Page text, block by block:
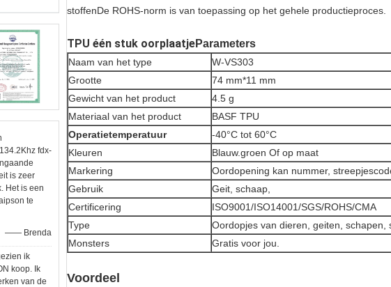
fdx-
is zeer
Het is een
te
—— Brenda
ik
koop. Ik
van de
stoffenDe ROHS-norm is van toepassing op het gehele productieproces.
TPU één stuk oorplaatjeParameters
Naam van het type
W-VS303
Grootte
74 mm*11 mm
Gewicht van het product
4.5 g
Materiaal van het product
BASF TPU
Operatietemperatuur
-40°C tot 60°C
Kleuren
Blauw.groen Of op maat
Markering
Oordopening kan nummer,
Gebruik
Geit, schaap,
Certificering
ISO9001/ISO14001/SGS/ROHS/CMA
Type
Oordopjes van dieren, geiten, schapen,
Monsters
Gratis voor jou.
Voordeel